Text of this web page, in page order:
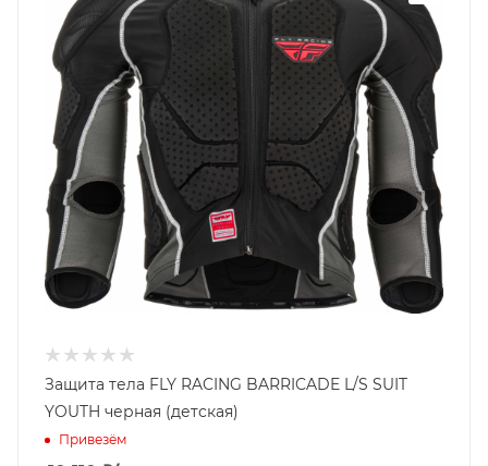
Защита тела FLY RACING BARRICADE L/S SUIT
YOUTH черная (детская)
Привезём